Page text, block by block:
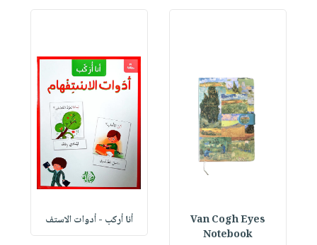
Van Cogh Eyes
Notebook
أنا أركب - أدوات الاستف